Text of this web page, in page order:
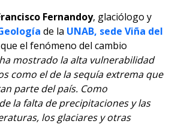
Fernandoy, glaciólogo y
de la UNAB, sede Viña del
el fenómeno del cambio
mostrado la alta vulnerabilidad
como el de la sequía extrema que
parte del país. Como
la falta de precipitaciones y las
los glaciares y otras